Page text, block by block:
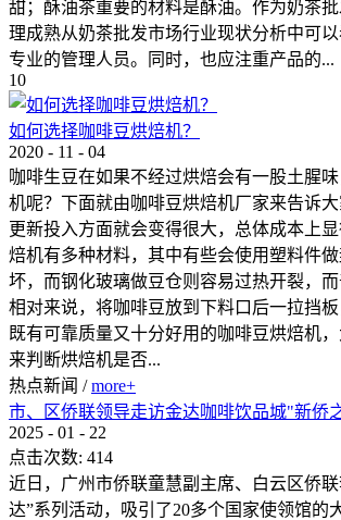
甜；酥油茶重要的材料是酥油。作为奶茶
理成熟从奶茶批发市场行业现状分析中可
专业的管理人员。同时，也应注重产品的...
10
如何选择咖啡豆烘焙机‍？
2020 - 11 - 04
咖啡生豆在如果不经过烘焙会有一股土腥
机‍呢？下面就由咖啡豆烘焙机‍厂家来告诉
更新投入方面就会变得很大，总体成本上
焙机‍有多种材料，其中有些会使用塑料件
坏，而钢化玻璃做豆仓则容易过热开裂，
相对来说，将咖啡豆放到下料口后一拉挡
既有可靠质量又十分好用的咖啡豆烘焙机‍
来判断烘焙机是否...
热点新闻 / more+
市、区侨联领导走访金达咖啡饮品城"新侨
2025 - 01 - 22
点击次数: 414
近日，广州市侨联童慧副主席、白云区侨
达”系列活动，吸引了20多个国家使领馆的